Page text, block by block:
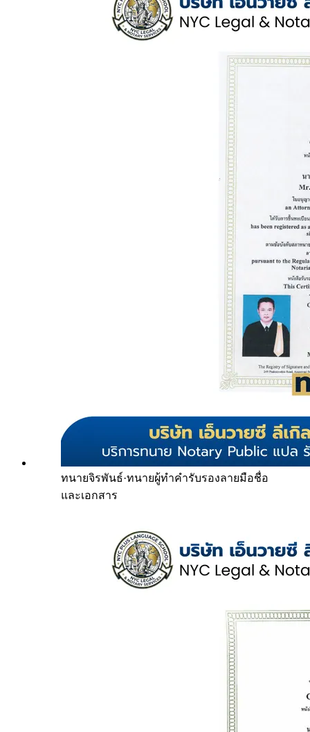
ทนายจิรพันธ์·ทนายผู้ทำคำรับรองลายมือชื่อ
และเอกสาร